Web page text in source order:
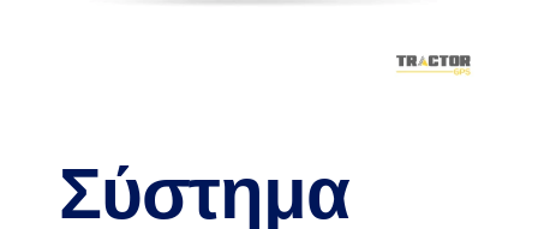
Σύστημα